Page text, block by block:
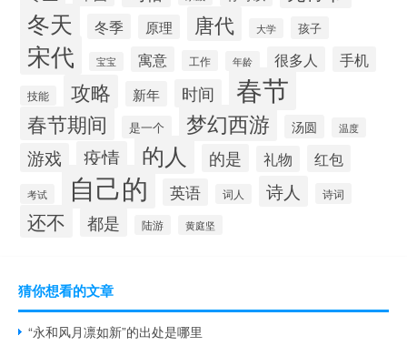
冬天 冬季 原理 唐代 大学 孩子
宋代 宝宝 寓意 工作 年龄 很多人 手机
技能 攻略 新年 时间 春节
春节期间 是一个 梦幻西游 汤圆 温度
游戏 疫情 的人 的是 礼物 红包
考试 自己的 英语 词人 诗人 诗词
还不 都是 陆游 黄庭坚
猜你想看的文章
“永和风月凛如新”的出处是哪里